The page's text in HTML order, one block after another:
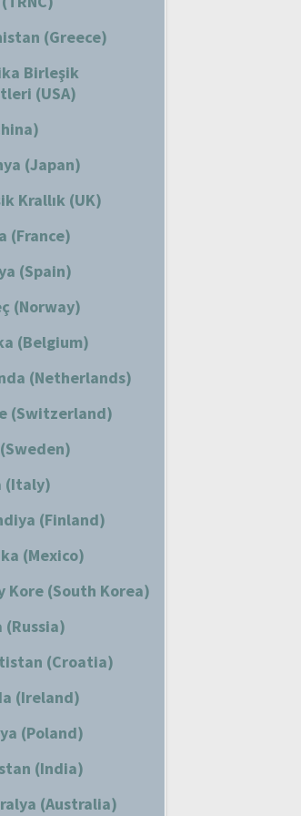
(Greece)
Birleşik
(USA)
(Japan)
Krallık (UK)
(France)
(Spain)
(Norway)
(Belgium)
(Netherlands)
(Switzerland)
(Italy)
(Finland)
(Mexico)
Kore (South Korea)
(Russia)
(Croatia)
(Ireland)
(Poland)
(India)
(Australia)